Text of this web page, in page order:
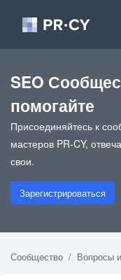
SEO
помогайте
Присоединяйтесь к
мастеров PR-CY,
свои.
Зарегистрироваться
Сообщество Вопросы